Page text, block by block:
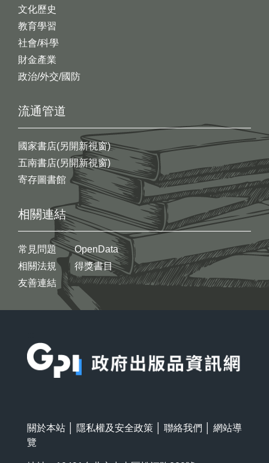
文化歷史
教育學習
社會/科學
財金產業
政治/外交/國防
流通管道
國家書店(另開新視窗)
五南書店(另開新視窗)
寄存圖書館
相關連結
常見問題
相關法規
友善連結
OpenData
得獎書目
關於本站 隱私權及安全政策 聯絡我們
網站導
覽